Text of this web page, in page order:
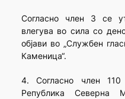
Согласно член 3 се
влегува во сила со
објави во „Службен
Каменица“.
4. Согласно член
Република Северна